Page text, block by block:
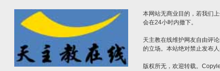
本网站无商业目的，若我们
会在24小时内撤下。
天主教在线维护网友自由评
的立场。本站绝对禁止发布
版权所无，欢迎转载。